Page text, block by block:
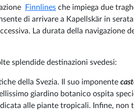
Finnlines che impiega due
di arrivare a Kapellskär in
La durata della navigazione
splendide destinazioni svedesi:
della Svezia. Il suo imponente
giardino botanico ospita
alle piante tropicali. Infine, non